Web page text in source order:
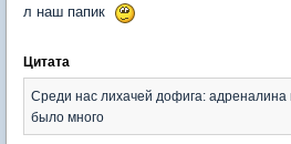
л наш папик
Цитата
Среди нас лихачей дофига: адреналина
было много